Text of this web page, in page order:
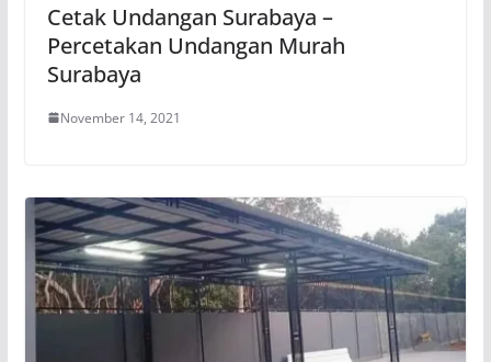
Cetak Undangan Surabaya –
Percetakan Undangan Murah
Surabaya
November 14, 2021